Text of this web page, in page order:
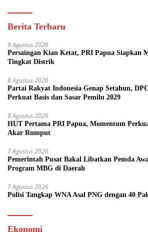
Berita Terbaru
9 Agustus 2026
Persaingan Kian Ketat, PRI Papua Siapkan
Tingkat Distrik
8 Agustus 2026
Partai Rakyat Indonesia Genap Setahun,
Perkuat Basis dan Sasar Pemilu 2029
8 Agustus 2026
HUT Pertama PRI Papua, Momentum
Akar Rumput
7 Agustus 2026
Pemerintah Pusat Bakal Libatkan Pemda
Program MBG di Daerah
7 Agustus 2026
Polisi Tangkap WNA Asal PNG dengan 40
Ekonomi